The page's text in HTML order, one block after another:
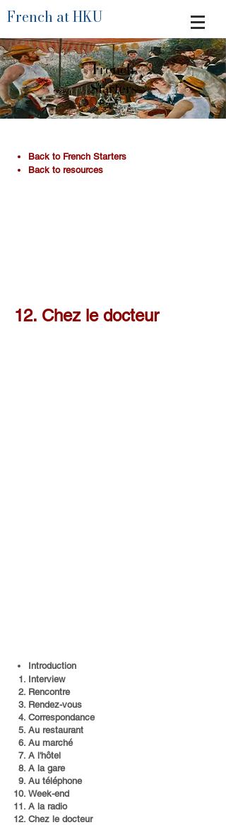
French at HKU
French
Starters
​Back to French Starters
Back to resources
12. Chez le docteur
Introduction​
Interview
Rencontre
Rendez-vous
Correspondance
Au restaurant
Au marché
A l'hôtel
A la gare
Au téléphone
Week-end
A la radio
Chez le docteur